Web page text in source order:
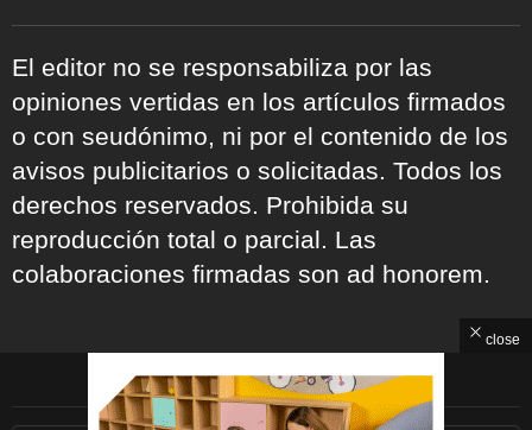
El editor no se responsabiliza por las
opiniones vertidas en los artículos firmados
o con seudónimo, ni por el contenido de los
avisos publicitarios o solicitadas. Todos los
derechos reservados. Prohibida su
reproducción total o parcial. Las
colaboraciones firmadas son ad honorem.
ARCHIVOS
close